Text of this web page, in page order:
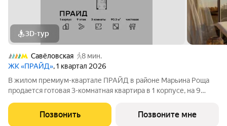
3D-тур
Савёловская
8 мин.
ЖК «ПРАЙД», 1 квартал 2026
В жилом премиум-квартале ПРАЙД в районе Марьина Роща
продается готовая 3-комнатная квартира в 1 корпусе, на 9
PIONEER. Ключи в 2026 году. Площадь комнат: кухня-
Позвонить Позвоните мне